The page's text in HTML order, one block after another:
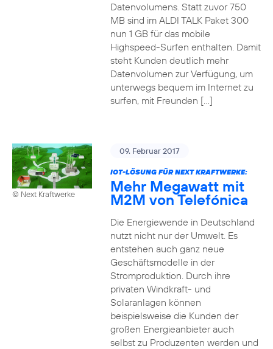
Datenvolumens. Statt zuvor 750
MB sind im ALDI TALK Paket 300
nun 1 GB für das mobile
Highspeed-Surfen enthalten. Damit
steht Kunden deutlich mehr
Datenvolumen zur Verfügung, um
unterwegs bequem im Internet zu
surfen, mit Freunden […]
© Next Kraftwerke
09. Februar 2017
IOT-LÖSUNG FÜR NEXT KRAFTWERKE:
Mehr Megawatt mit
M2M von Telefónica
Die Energiewende in Deutschland
nutzt nicht nur der Umwelt. Es
entstehen auch ganz neue
Geschäftsmodelle in der
Stromproduktion. Durch ihre
privaten Windkraft- und
Solaranlagen können
beispielsweise die Kunden der
großen Energieanbieter auch
selbst zu Produzenten werden und